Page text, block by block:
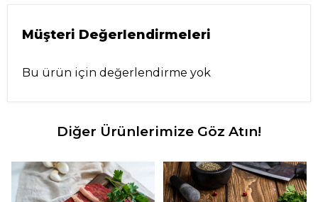
Müşteri Değerlendirmeleri
Bu ürün için değerlendirme yok
Diğer Ürünlerimize Göz Atın!